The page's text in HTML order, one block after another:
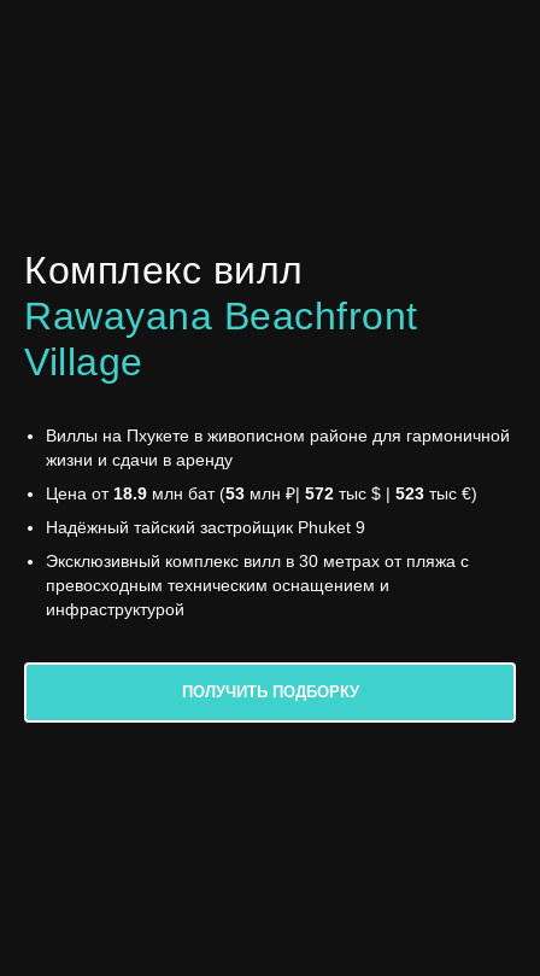
Комплекс вилл
Rawayana Beachfront
Village
Виллы на Пхукете в живописном районе для гармоничной
жизни и сдачи в аренду
Цена от 18.9 млн бат (53 млн ₽| 572 тыс $ | 523 тыс €)
Надёжный тайский застройщик Phuket 9
Эксклюзивный комплекс вилл в 30 метрах от пляжа с
превосходным техническим оснащением и
инфраструктурой
ПОЛУЧИТЬ ПОДБОРКУ